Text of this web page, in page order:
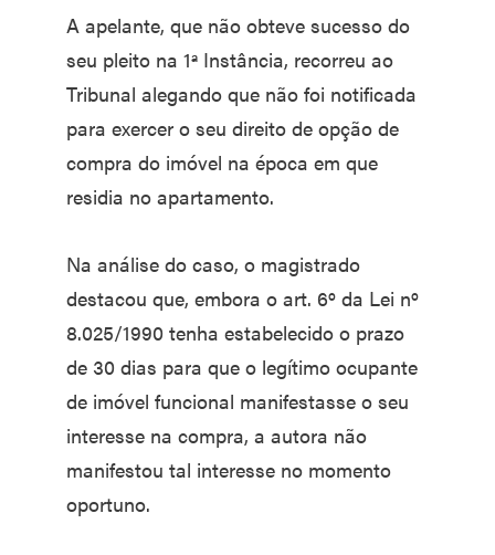
A apelante, que não obteve sucesso do
seu pleito na 1ª Instância, recorreu ao
Tribunal alegando que não foi notificada
para exercer o seu direito de opção de
compra do imóvel na época em que
residia no apartamento.
Na análise do caso, o magistrado
destacou que, embora o art. 6º da Lei nº
8.025/1990 tenha estabelecido o prazo
de 30 dias para que o legítimo ocupante
de imóvel funcional manifestasse o seu
interesse na compra, a autora não
manifestou tal interesse no momento
oportuno.